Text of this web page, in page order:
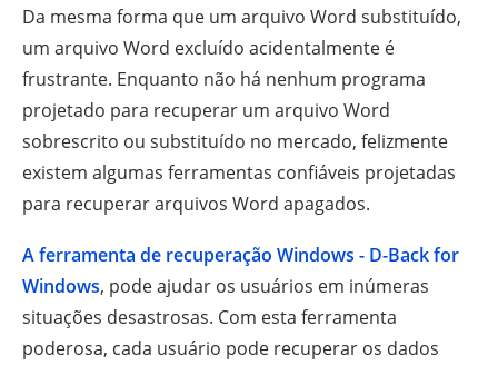
Da mesma forma que um arquivo Word substituído,
um arquivo Word excluído acidentalmente é
frustrante. Enquanto não há nenhum programa
projetado para recuperar um arquivo Word
sobrescrito ou substituído no mercado, felizmente
existem algumas ferramentas confiáveis projetadas
para recuperar arquivos Word apagados.
A ferramenta de recuperação Windows - D-Back for
Windows, pode ajudar os usuários em inúmeras
situações desastrosas. Com esta ferramenta
poderosa, cada usuário pode recuperar os dados